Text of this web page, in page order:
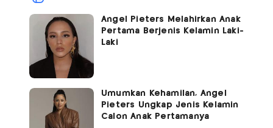
Angel Pieters Melahirkan Anak
Pertama Berjenis Kelamin Laki-
Laki
Umumkan Kehamilan, Angel
Pieters Ungkap Jenis Kelamin
Calon Anak Pertamanya